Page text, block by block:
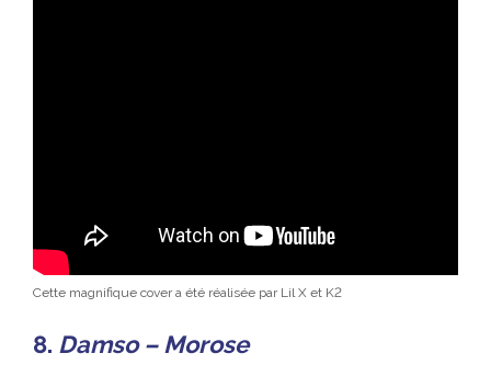
Cette magnifique cover a été réalisée par Lil X et K2
8. Damso – Morose